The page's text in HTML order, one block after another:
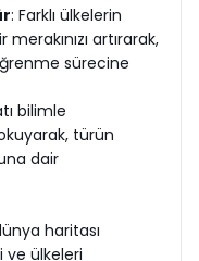
: Farklı ülkelerin
artırarak,
sürecine
bilimle
türün
dair
haritası
ve ülkeleri